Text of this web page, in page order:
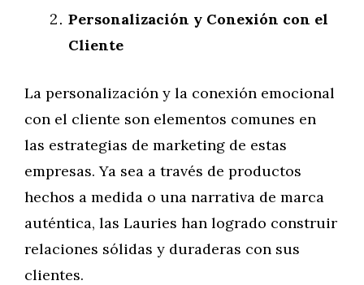
Personalización y Conexión con el
Cliente
La personalización y la conexión emocional
con el cliente son elementos comunes en
las estrategias de marketing de estas
empresas. Ya sea a través de productos
hechos a medida o una narrativa de marca
auténtica, las Lauries han logrado construir
relaciones sólidas y duraderas con sus
clientes.